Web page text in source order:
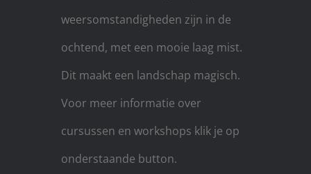
weersomstandigheden zijn in de
ochtend, met een mooie laag mist.
Dit maakt een landschap magisch.
Voor meer informatie over
cursussen en workshops klik je op
onderstaande button.